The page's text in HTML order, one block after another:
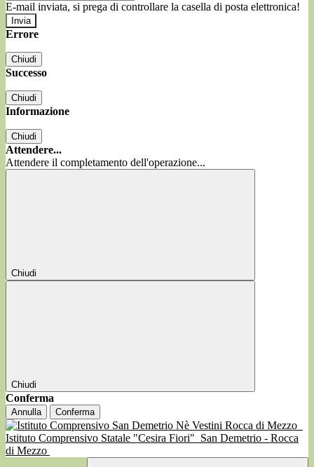
E-mail inviata, si prega di controllare la casella di posta elettronica!
Errore
Chiudi
Successo
Chiudi
Informazione
Chiudi
Attendere...
Attendere il completamento dell'operazione...
Chiudi
Chiudi
Conferma
Annulla Conferma
Istituto Comprensivo Statale "Cesira Fiori" San Demetrio - Rocca
di Mezzo